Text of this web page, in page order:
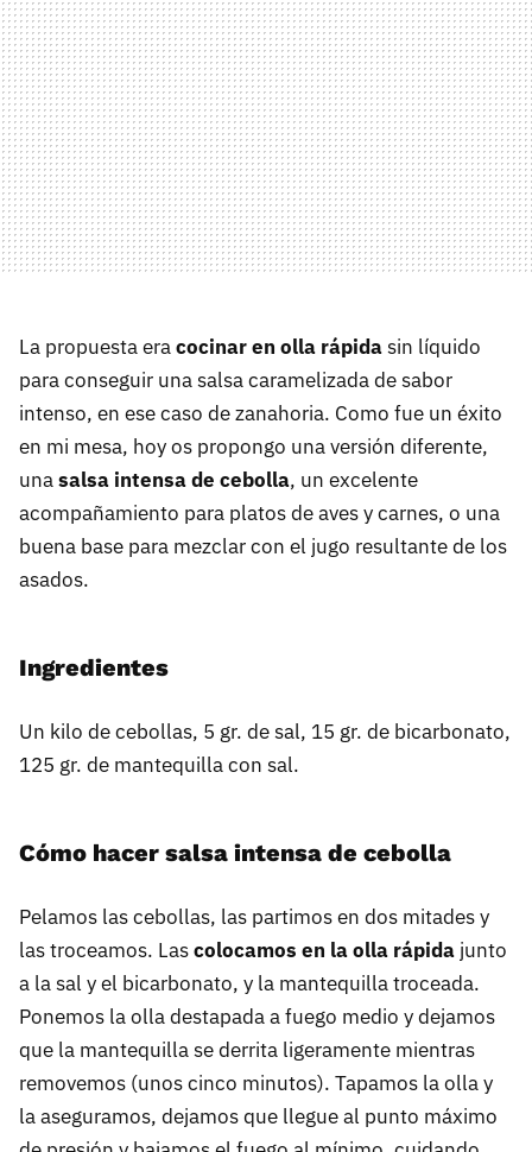
La propuesta eracocinar en olla rápidasin líquido
para conseguir una salsa caramelizada de sabor
intenso, en ese caso de zanahoria. Como fue un éxito
en mi mesa, hoy os propongo una versión diferente,
unasalsa intensa de cebolla, un excelente
acompañamiento para platos de aves y carnes, o una
buena base para mezclar con el jugo resultante de los
asados.
Ingredientes
Un kilo de cebollas, 5 gr. de sal, 15 gr. de bicarbonato,
125 gr. de mantequilla con sal.
Cómo hacer salsa intensa de cebolla
Pelamos las cebollas, las partimos en dos mitades y
las troceamos. Lascolocamos en la olla rápida junto
a la sal y el bicarbonato, y la mantequilla troceada.
Ponemos la olla destapada a fuego medio y dejamos
que la mantequilla se derrita ligeramente mientras
removemos (unos cinco minutos). Tapamos la olla y
la aseguramos, dejamos que llegue al punto máximo